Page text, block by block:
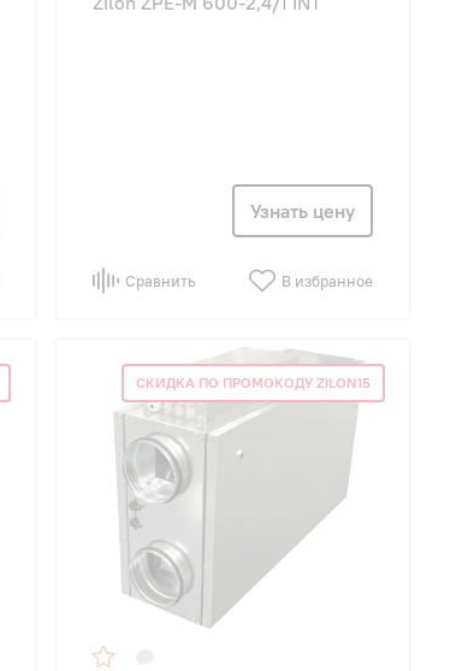
Узнать цену
Сравнить В избранное
СКИДКА ПО ПРОМОКОДУ ZILON15